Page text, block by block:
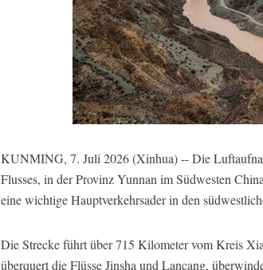
KUNMING, 7. Juli 2026 (Xinhua) -- Die
Flusses, in der Provinz Yunnan im Südwesten
eine wichtige Hauptverkehrsader in den
Die Strecke führt über 715 Kilometer vom Kreis
überquert die Flüsse Jinsha und Lancang,